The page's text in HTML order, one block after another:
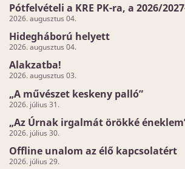
Pótfelvételi a KRE PK-ra, a 2026/
2026. augusztus 04.
Hidegháború helyett
2026. augusztus 04.
Alakzatba!
2026. augusztus 03.
„A művészet keskeny palló”
2026. július 31.
„Az Úrnak irgalmát örökké
2026. július 30.
Offline unalom az élő kapcsolatért
2026. július 29.